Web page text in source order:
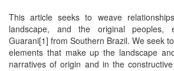
This article seeks to weave
landscape, and the original peoples,
Guarani[1] from Southern Brazil. We seek
elements that make up the landscape
narratives of origin and in the